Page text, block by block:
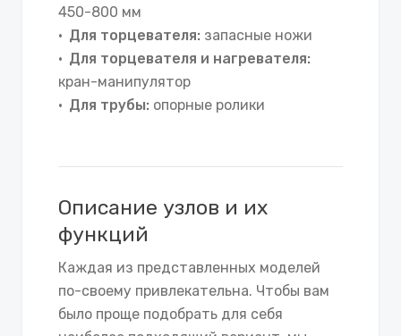
450-800 мм
Для торцевателя: запасные ножи
Для торцевателя и нагревателя:
кран-манипулятор
Для трубы: опорные ролики
Описание узлов и их
функций
Каждая из представленных моделей
по-своему привлекательна. Чтобы вам
было проще подобрать для себя